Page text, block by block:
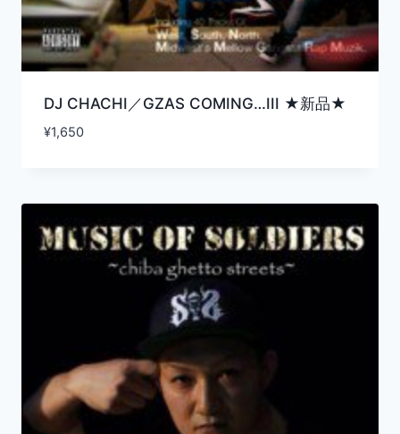
DJ CHACHI／GZAS COMING…III ★新品★
¥1,650